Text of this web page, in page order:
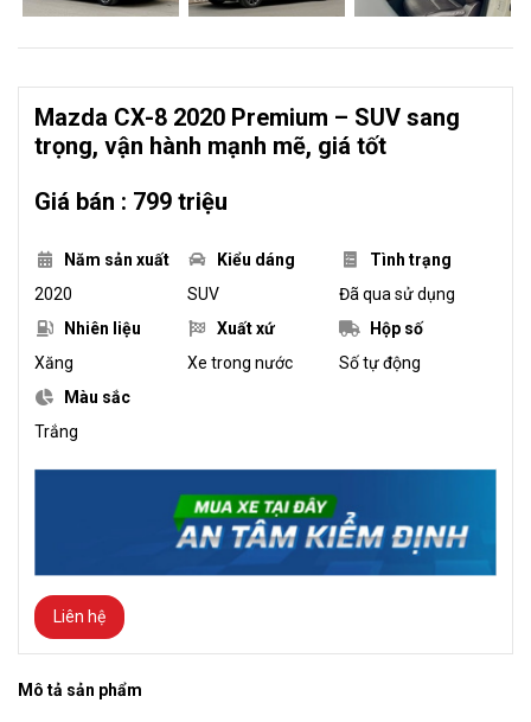
Mazda CX-8 2020 Premium – SUV sang
trọng, vận hành mạnh mẽ, giá tốt
Giá bán : 799 triệu
Năm sản xuất
2020
Kiểu dáng
SUV
Tình trạng
Đã qua sử dụng
Nhiên liệu
Xăng
Xuất xứ
Xe trong nước
Hộp số
Số tự động
Màu sắc
Trắng
Liên hệ
Mô tả sản phẩm